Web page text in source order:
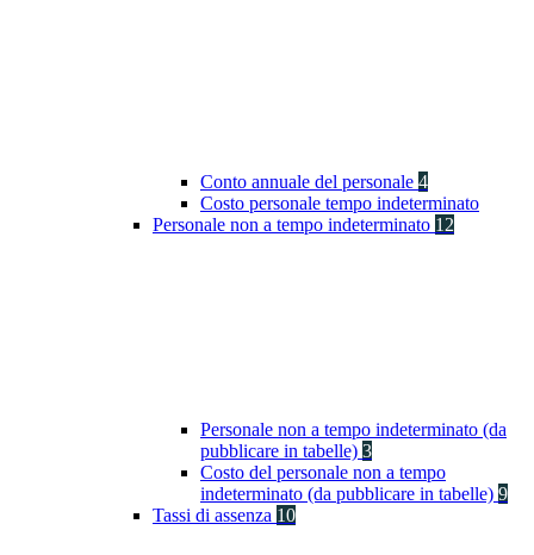
Conto annuale del personale 4
Costo personale tempo indeterminato
Personale non a tempo indeterminato 12
Personale non a tempo indeterminato (da
pubblicare in tabelle) 3
Costo del personale non a tempo
indeterminato (da pubblicare in tabelle) 9
Tassi di assenza 10